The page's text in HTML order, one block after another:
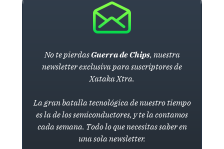
No te pierdasGuerra de Chips, nuestra
newsletter exclusiva para suscriptores de
Xataka Xtra.
La gran batalla tecnológica de nuestro tiempo
es la de los semiconductores, y te la contamos
cada semana. Todo lo que necesitas saber en
una sola newsletter.